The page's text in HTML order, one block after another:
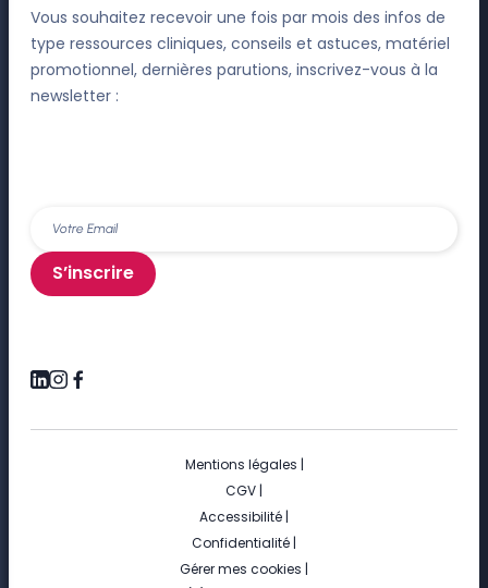
Vous souhaitez recevoir une fois par mois des infos de
type ressources cliniques, conseils et astuces, matériel
promotionnel, dernières parutions, inscrivez-vous à la
newsletter :
S’inscrire
Mentions légales |
CGV |
Accessibilité |
Confidentialité |
Gérer mes cookies |